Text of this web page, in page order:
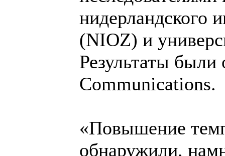
нидерландского
(NIOZ) и
Результаты
Communications.
«Повышение
обнаружили,